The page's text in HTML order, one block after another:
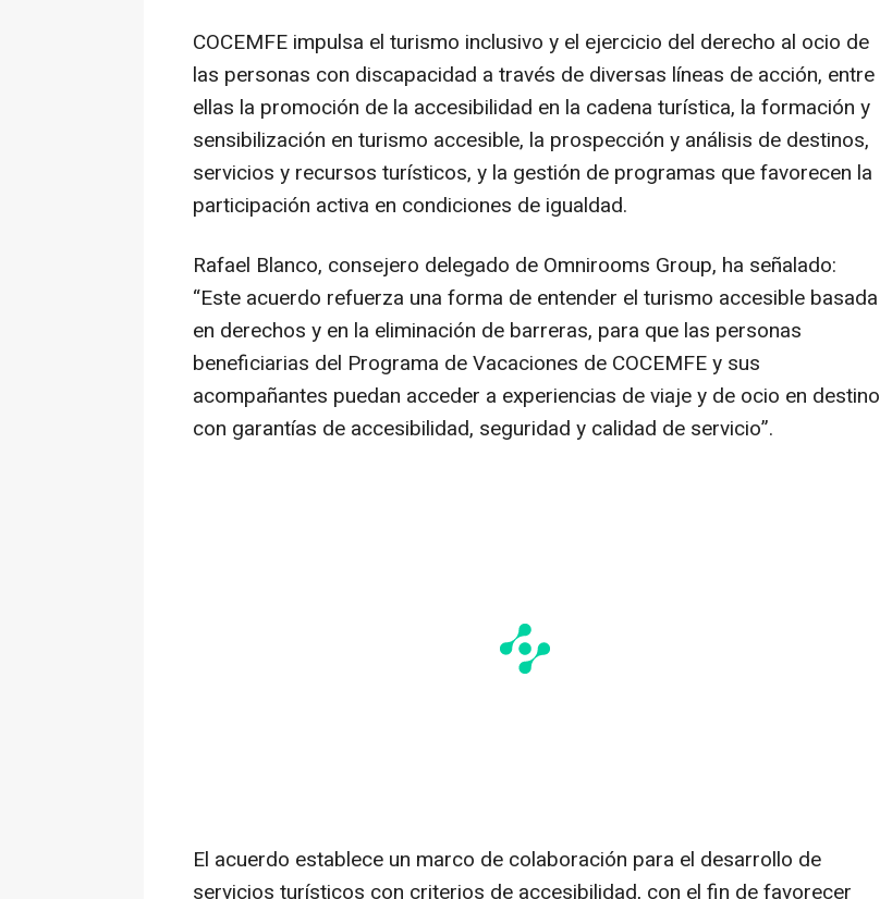
COCEMFE impulsa el turismo inclusivo y el ejercicio del derecho al ocio de
las personas con discapacidad a través de diversas líneas de acción, entre
ellas la promoción de la accesibilidad en la cadena turística, la formación y
sensibilización en turismo accesible, la prospección y análisis de destinos,
servicios y recursos turísticos, y la gestión de programas que favorecen la
participación activa en condiciones de igualdad.
Rafael Blanco, consejero delegado de Omnirooms Group, ha señalado:
“Este acuerdo refuerza una forma de entender el turismo accesible basada
en derechos y en la eliminación de barreras, para que las personas
beneficiarias del Programa de Vacaciones de COCEMFE y sus
acompañantes puedan acceder a experiencias de viaje y de ocio en destino
con garantías de accesibilidad, seguridad y calidad de servicio”.
El acuerdo establece un marco de colaboración para el desarrollo de